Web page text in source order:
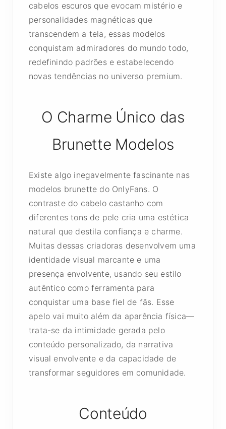
cabelos escuros que evocam mistério e
personalidades magnéticas que
transcendem a tela, essas modelos
conquistam admiradores do mundo todo,
redefinindo padrões e estabelecendo
novas tendências no universo premium.
O Charme Único das
Brunette Modelos
Existe algo inegavelmente fascinante nas
modelos brunette do OnlyFans. O
contraste do cabelo castanho com
diferentes tons de pele cria uma estética
natural que destila confiança e charme.
Muitas dessas criadoras desenvolvem uma
identidade visual marcante e uma
presença envolvente, usando seu estilo
autêntico como ferramenta para
conquistar uma base fiel de fãs. Esse
apelo vai muito além da aparência física—
trata-se da intimidade gerada pelo
conteúdo personalizado, da narrativa
visual envolvente e da capacidade de
transformar seguidores em comunidade.
Conteúdo